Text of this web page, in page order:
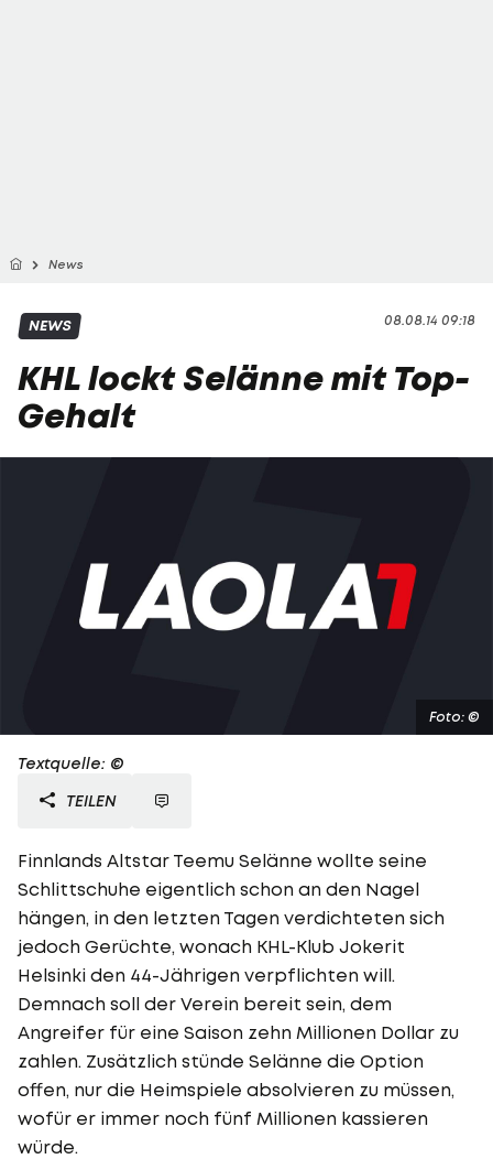
News
08.08.14 09:18
NEWS
KHL lockt Selänne mit Top-
Gehalt
Foto: ©
Textquelle: ©
TEILEN
Finnlands Altstar Teemu Selänne wollte seine
Schlittschuhe eigentlich schon an den Nagel
hängen, in den letzten Tagen verdichteten sich
jedoch Gerüchte, wonach KHL-Klub Jokerit
Helsinki den 44-Jährigen verpflichten will.
Demnach soll der Verein bereit sein, dem
Angreifer für eine Saison zehn Millionen Dollar zu
zahlen. Zusätzlich stünde Selänne die Option
offen, nur die Heimspiele absolvieren zu müssen,
wofür er immer noch fünf Millionen kassieren
würde.